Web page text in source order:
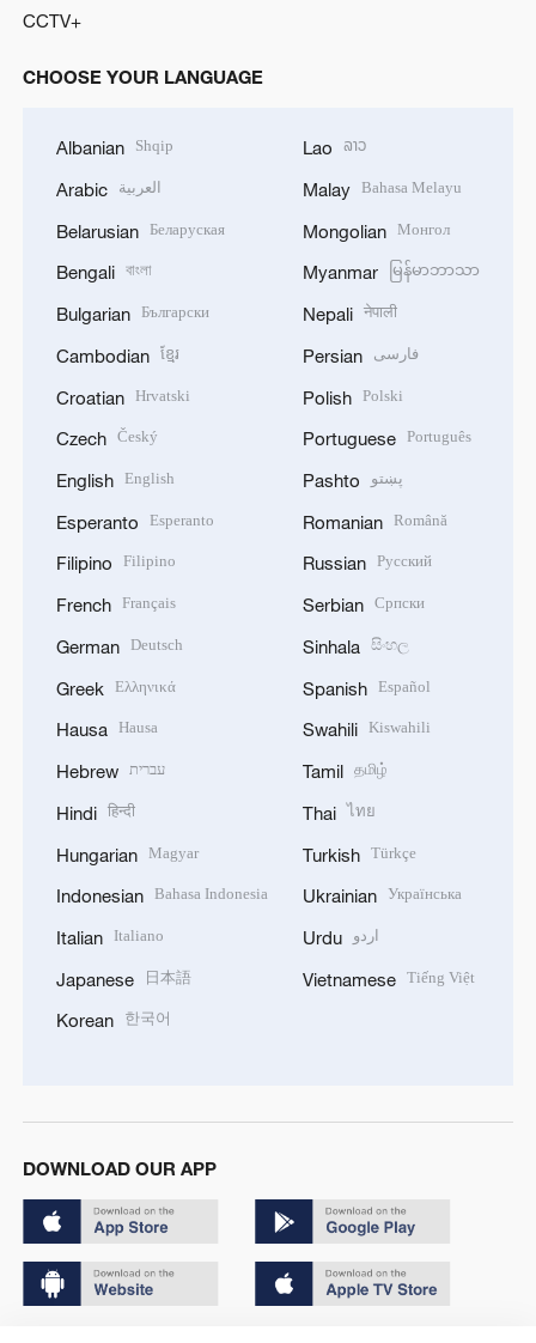
CCTV+
CHOOSE YOUR LANGUAGE
Albanian Shqip
Arabic العربية
Belarusian Беларуская
Bengali বাংলা
Bulgarian Български
Cambodian ខ្មែរ
Croatian Hrvatski
Czech Český
English English
Esperanto Esperanto
Filipino Filipino
French Français
German Deutsch
Greek Ελληνικά
Hausa Hausa
Hebrew עברית
Hindi हिन्दी
Hungarian Magyar
Indonesian Bahasa Indonesia
Italian Italiano
Japanese 日本語
Korean 한국어
Lao ລາວ
Malay Bahasa Melayu
Mongolian Монгол
Myanmar မြန်မာဘာသာ
Nepali नेपाली
Persian فارسی
Polish Polski
Portuguese Português
Pashto پښتو
Romanian Română
Russian Русский
Serbian Српски
Sinhala සිංහල
Spanish Español
Swahili Kiswahili
Tamil தமிழ்
Thai ไทย
Turkish Türkçe
Ukrainian Українська
Urdu اردو
Vietnamese Tiếng Việt
DOWNLOAD OUR APP